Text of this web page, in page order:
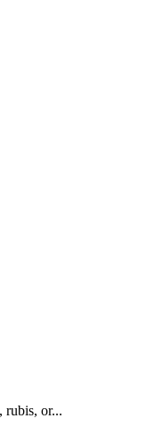
rubis, or...